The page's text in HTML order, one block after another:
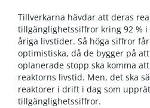
Tillverkarna hävdar att deras
tillgänglighetssiffror kring 92 %
åriga livstider. Så höga siffror
optimistiska, då de bygger på
oplanerade stopp ska komma
reaktorns livstid. Men, det ska
reaktorer i drift i dag som
tillgänglighetssiffror.